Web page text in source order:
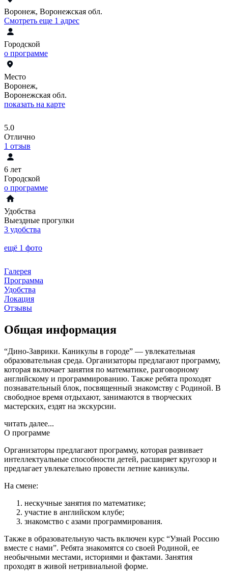
Воронеж, Воронежская обл.
Смотреть еще 1 адрес
Городской
о программе
Место
Воронеж,
Воронежская обл.
показать на карте
5.0
Отлично
1 отзыв
6 лет
Городской
о программе
Удобства
Выездные прогулки
3 удобства
ещё 1 фото
Галерея
Программа
Удобства
Локация
Отзывы
Общая информация
“Дино-Заврики. Каникулы в городе” — увлекательная
образовательная среда. Организаторы предлагают программу,
которая включает занятия по математике, разговорному
английскому и программированию. Также ребята проходят
познавательный блок, посвященный знакомству с Родиной. В
свободное время отдыхают, занимаются в творческих
мастерских, ездят на экскурсии.
читать далее...
О программе
Организаторы предлагают программу, которая развивает
интеллектуальные способности детей, расширяет кругозор и
предлагает увлекательно провести летние каникулы.
На смене:
нескучные занятия по математике;
участие в английском клубе;
знакомство с азами программирования.
Также в образовательную часть включен курс “Узнай Россию
вместе с нами”. Ребята знакомятся со своей Родиной, ее
необычными местами, историями и фактами. Занятия
проходят в живой нетривиальной форме.